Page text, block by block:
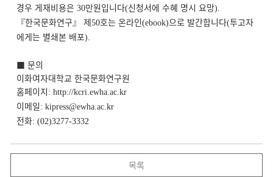
경우 게재비용은 30만원입니다(신청서에 수혜 명시 요망).
『한국문화연구』 제50호는 온라인(ebook) 으로 발간합니다(투고자
에게는 별쇄본 배포).
■ 문의
이화여자대학교 한국문화연구원
홈페이지 : http://kcri.ewha.ac.kr
이메일 : kipress@ewha.ac.kr
전화: (02)3277-3332
목록